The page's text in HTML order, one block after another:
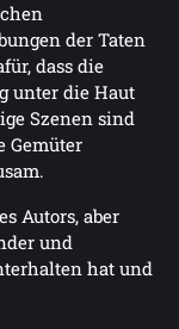
der Taten
dass die
unter die Haut
Szenen sind
Gemüter
Autors, aber
und
hat und